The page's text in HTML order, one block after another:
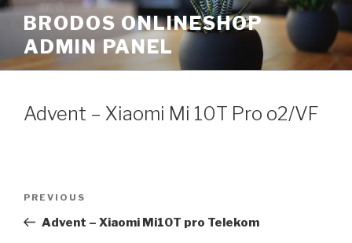
Skip
content
BRODOS ONLINESHOP
ADMIN PANEL
Advent – Xiaomi Mi 10T Pro o2/VF
Previous
Post
PREVIOUS
Advent – Xiaomi Mi10T pro Telekom